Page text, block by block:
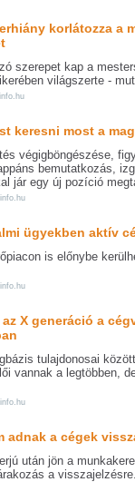
korlátozza a
szerepet kap a
világszerte -
keresni most a
végigböngészése,
bemutatkozás,
jár egy új pozíció
ügyekben aktív
is előnybe
X generáció a
tulajdonosai
vannak a legtöbben,
adnak a cégek
után jön a
a visszajelzésre.